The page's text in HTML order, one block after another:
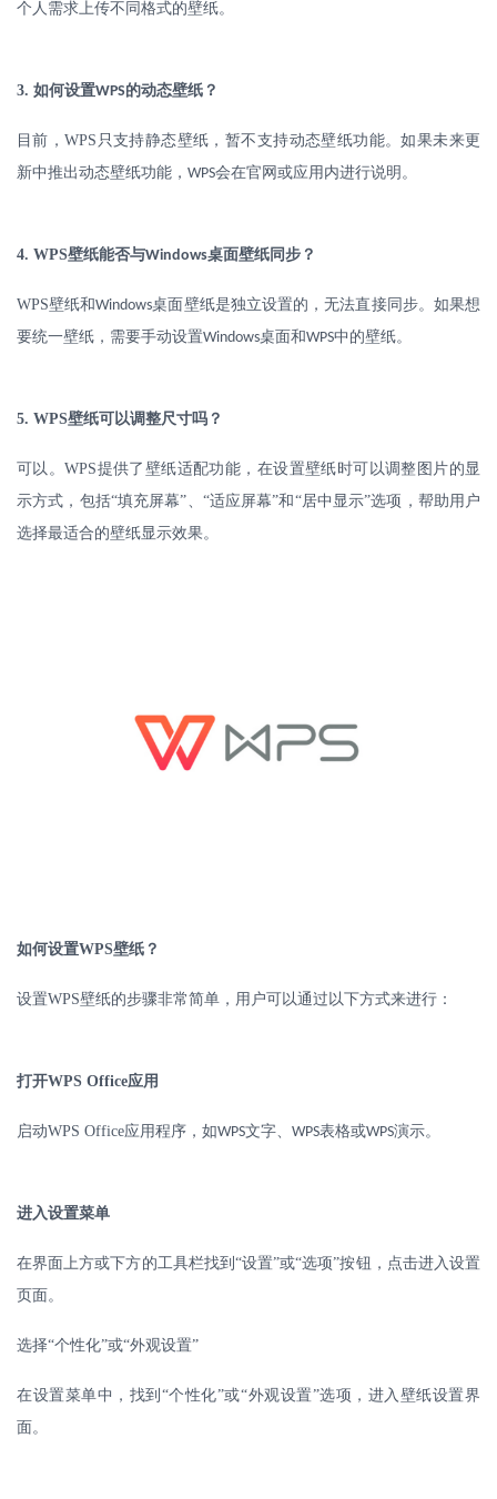
个人需求上传不同格式的壁纸。
3. 如何设置WPS的动态壁纸？
目前，WPS 只支持静态壁纸，暂不支持动态壁纸功能。如果未来更
新中推出动态壁纸功能， WPS会在官网或应用内进行说明。
4. WPS壁纸能否与Windows桌面壁纸同步？
WPS壁纸和Windows桌面壁纸是独立设置的，无法直接同步。如果想
要统一壁纸，需要手动设置Windows桌面和WPS中的壁纸。
5. WPS壁纸可以调整尺寸吗？
可以。WPS提供了壁纸适配功能，在设置壁纸时可以调整图片的显
示方式，包括“填充屏幕”、“适应屏幕”和“居中显示”选项，帮助用户
选择最适合的壁纸显示效果。
如何设置WPS壁纸？
设置WPS壁纸的步骤非常简单，用户可以通过以下方式来进行：
打开WPS Office应用
启动WPS Office应用程序，如WPS文字、 WPS表格或WPS演示。
进入设置菜单
在界面上方或下方的工具栏找到 “设置”或“选项”按钮，点击进入设置
页面。
选择“个性化”或“外观设置”
在设置菜单中，找到 “个性化”或“外观设置”选项，进入壁纸设置界
面。